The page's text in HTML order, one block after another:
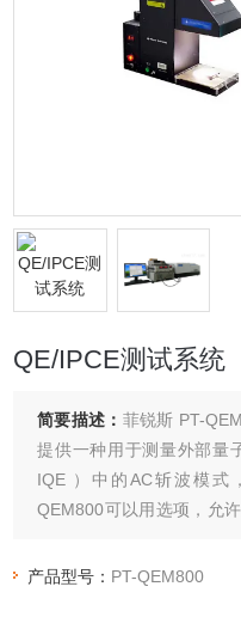
QE/IPCE测试系统
简要描述： 菲锐斯 PT-
提供一种用于测量外部量
IQE ）中的AC斩波模式
QEM800可以用选项，允
子效率（EQE ）也称为入
产品型号： PT-QEM800